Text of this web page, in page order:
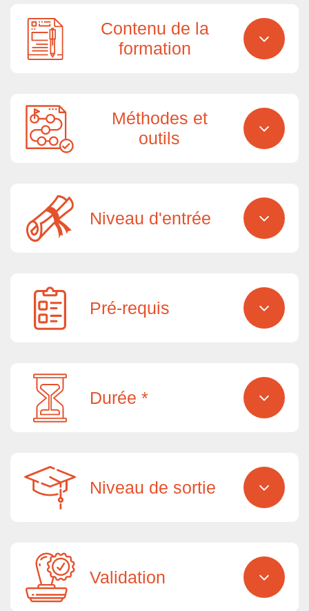
Contenu de la
formation
Méthodes et
outils
Niveau d'entrée
Pré-requis
Durée *
Niveau de sortie
Validation